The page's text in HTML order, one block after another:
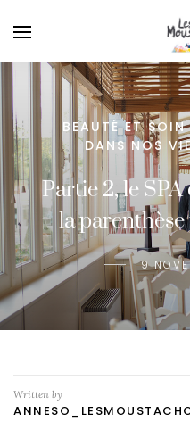
BEAUTÉ ET SOIN
DANS NOS
Partie 2, le SPA
la
9
Written by